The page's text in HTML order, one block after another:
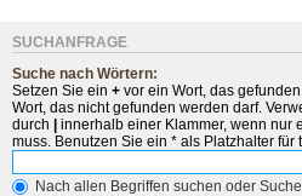
SUCHANFRAGE
Suche nach Wörtern:
Setzen Sie ein + vor ein Wort, das
Wort, das nicht gefunden werden darf.
durch | innerhalb einer Klammer, wenn nur
muss. Benutzen Sie ein * als Platzhalter für
Nach allen Begriffen suchen oder